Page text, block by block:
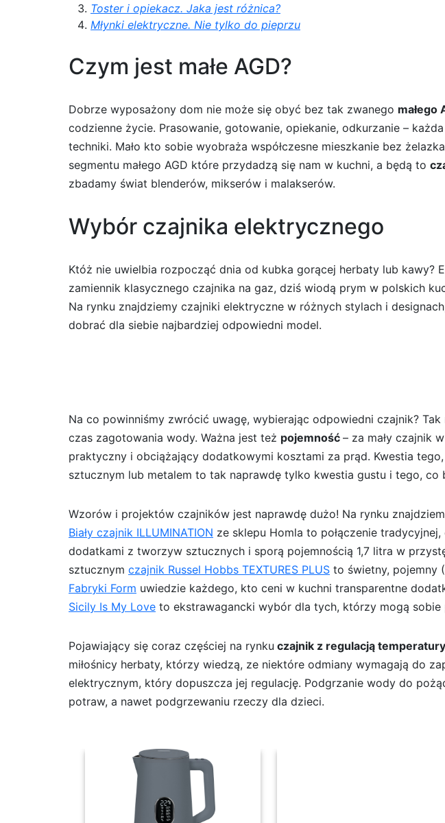
Toster i opiekacz. Jaka jest różnica?
Młynki elektryczne. Nie tylko do pieprzu
Czym jest małe AGD?
Dobrze wyposażony dom nie może się obyć bez tak zwanego małego
codzienne życie. Prasowanie, gotowanie, opiekanie, odkurzanie –
techniki. Mało kto sobie wyobraża współczesne mieszkanie bez
segmentu małego AGD które przydadzą się nam w kuchni, a będą to
zbadamy świat blenderów, mikserów i malakserów.
Wybór czajnika elektrycznego
Któż nie uwielbia rozpocząć dnia od kubka gorącej herbaty lub kawy?
zamiennik klasycznego czajnika na gaz, dziś wiodą prym w polskich
Na rynku znajdziemy czajniki elektryczne w różnych stylach i
dobrać dla siebie najbardziej odpowiedni model.
Na co powinniśmy zwrócić uwagę, wybierając odpowiedni czajnik?
czas zagotowania wody. Ważna jest też pojemność – za mały czajnik
praktyczny i obciążający dodatkowymi kosztami za prąd. Kwestia
sztucznym lub metalem to tak naprawdę tylko kwestia gustu i tego, co
Wzorów i projektów czajników jest naprawdę dużo! Na rynku
Biały czajnik ILLUMINATION ze sklepu Homla to połączenie
dodatkami z tworzyw sztucznych i sporą pojemnością 1,7 litra w
sztucznym czajnik Russel Hobbs TEXTURES PLUS to świetny, pojemny
Fabryki Form uwiedzie każdego, kto ceni w kuchni transparentne
Sicily Is My Love to ekstrawagancki wybór dla tych, którzy mogą
Pojawiający się coraz częściej na rynku czajnik z regulacją temperatury
miłośnicy herbaty, którzy wiedzą, ze niektóre odmiany wymagają do
elektrycznym, który dopuszcza jej regulację. Podgrzanie wody do
potraw, a nawet podgrzewaniu rzeczy dla dzieci.